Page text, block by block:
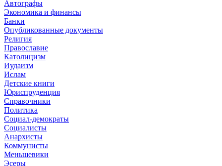
Автографы
Экономика и финансы
Банки
Опубликованные документы
Религия
Православие
Католицизм
Иудаизм
Ислам
Детские книги
Юриспруденция
Справочники
Политика
Социал-демократы
Социалисты
Анархисты
Коммунисты
Меньшевики
Эсеры